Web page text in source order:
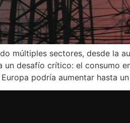
múltiples sectores, desde la
un desafío crítico: el consumo
podría aumentar hasta